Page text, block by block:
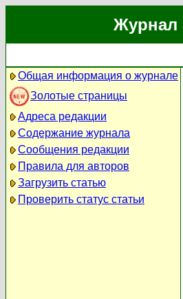
Журнал
Общая информация о журнале
Золотые страницы
Адреса редакции
Содержание журнала
Сообщения редакции
Правила для авторов
Загрузить статью
Проверить статус статьи